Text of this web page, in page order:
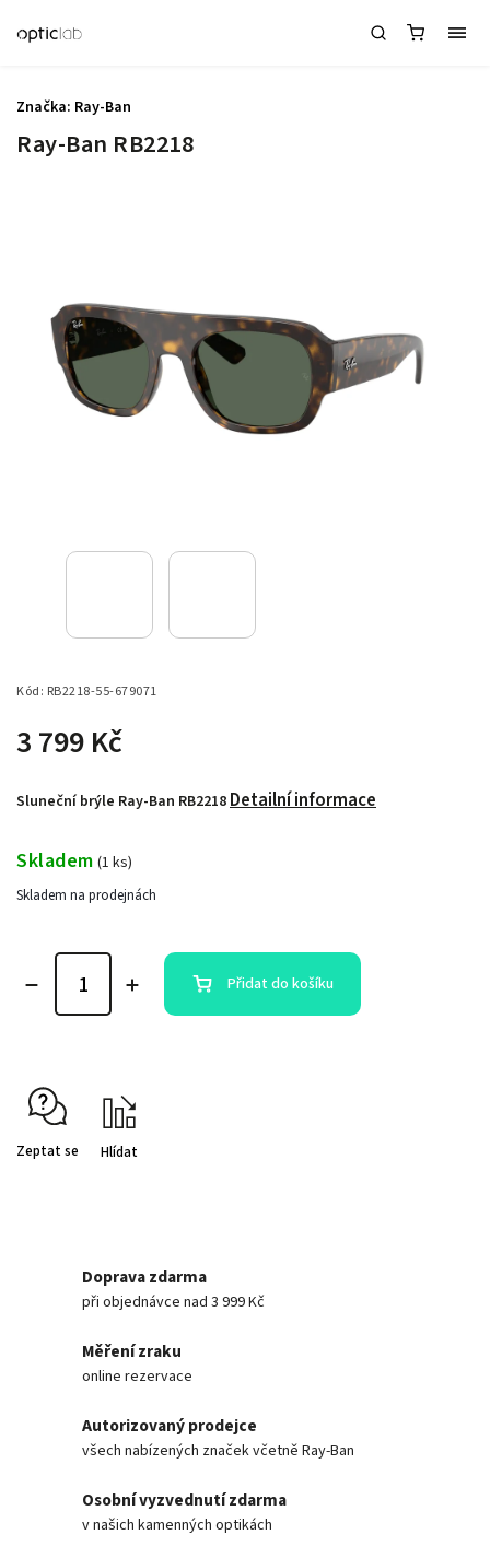
Ray-Ban RB2218
Kód: RB2218-55-679071
3 799 Kč
Sluneční brýle Ray-Ban RB2218 Detailní informace
Značka: Ray-Ban
Skladem (1 ks)
Skladem na prodejnách
Přidat do košíku
Zeptat se Hlídat
Doprava zdarma
při objednávce nad 3 999 Kč
Měření zraku
online rezervace
Autorizovaný prodejce
všech nabízených značek včetně Ray-Ban
Osobní vyzvednutí zdarma
v našich kamenných optikách